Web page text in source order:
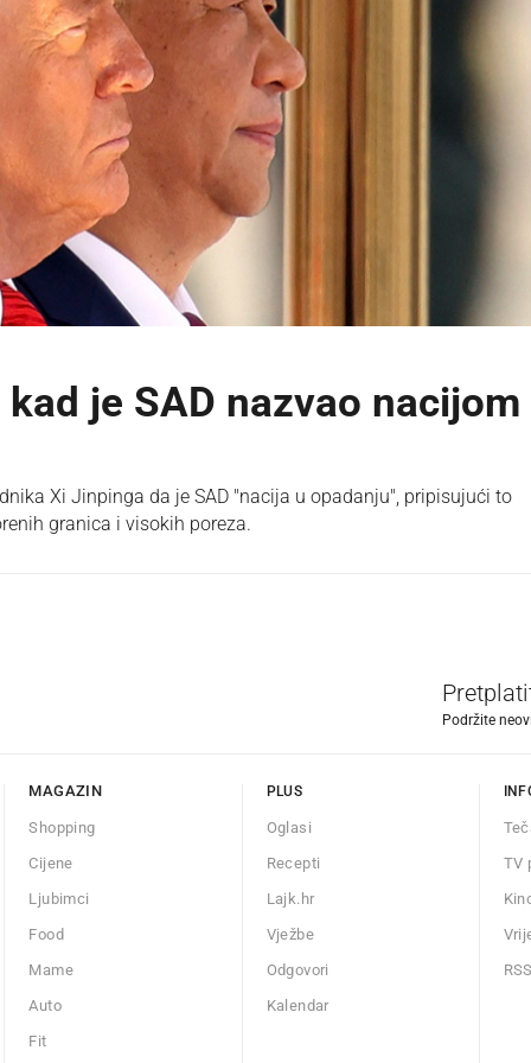
je SAD nazvao nacijom
Xi Jinpinga da je SAD "nacija u opadanju", pripisujući to
granica i visokih poreza.
Podržite
MAGAZIN
Shopping
Cijene
Ljubimci
Food
Mame
Auto
Fit
PLUS
Oglasi
Recepti
Lajk.hr
Vježbe
Odgovori
Kalendar
TV